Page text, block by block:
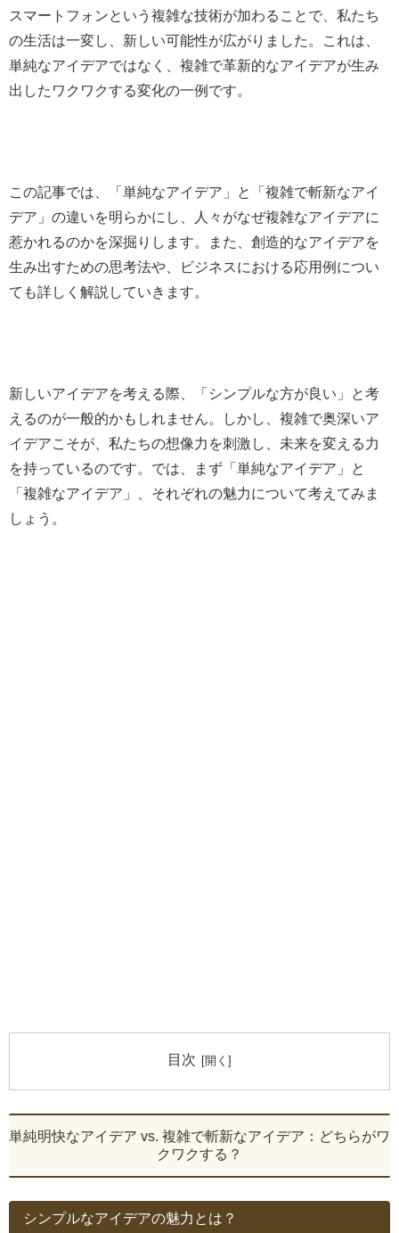
スマートフォンという複雑な技術が加わることで、私たち
の生活は一変し、新しい可能性が広がりました。これは、
単純なアイデアではなく、複雑で革新的なアイデアが生み
出したワクワクする変化の一例です。
この記事では、「単純なアイデア」と「複雑で斬新なアイ
デア」の違いを明らかにし、人々がなぜ複雑なアイデアに
惹かれるのかを深掘りします。また、創造的なアイデアを
生み出すための思考法や、ビジネスにおける応用例につい
ても詳しく解説していきます。
新しいアイデアを考える際、「シンプルな方が良い」と考
えるのが一般的かもしれません。しかし、複雑で奥深いア
イデアこそが、私たちの想像力を刺激し、未来を変える力
を持っているのです。では、まず「単純なアイデア」と
「複雑なアイデア」、それぞれの魅力について考えてみま
しょう。
目次
単純明快なアイデア vs. 複雑で斬新なアイデア：どちらがワ
クワクする？
シンプルなアイデアの魅力とは？